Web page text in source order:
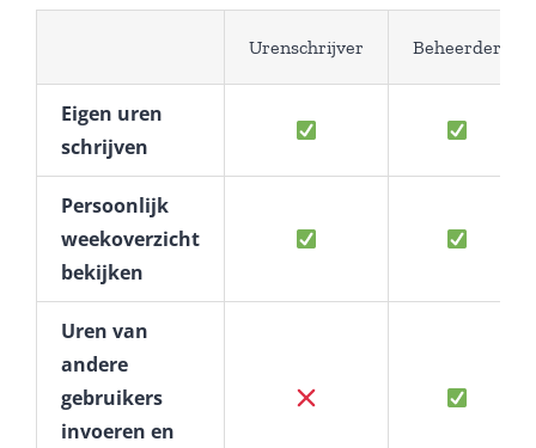
Urenschrijver Beheerder
Eigen uren
schrijven
Persoonlijk
weekoverzicht
bekijken
Uren van
andere
gebruikers
invoeren en